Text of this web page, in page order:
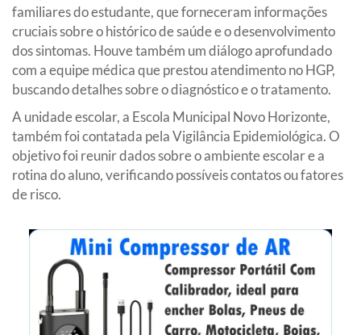
familiares do estudante, que forneceram informações
cruciais sobre o histórico de saúde e o desenvolvimento
dos sintomas. Houve também um diálogo aprofundado
com a equipe médica que prestou atendimento no HGP,
buscando detalhes sobre o diagnóstico e o tratamento.
A unidade escolar, a Escola Municipal Novo Horizonte,
também foi contatada pela Vigilância Epidemiológica. O
objetivo foi reunir dados sobre o ambiente escolar e a
rotina do aluno, verificando possíveis contatos ou fatores
de risco.